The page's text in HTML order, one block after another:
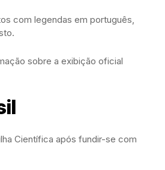
com legendas em português,
sobre a exibição oficial
Científica após fundir-se com